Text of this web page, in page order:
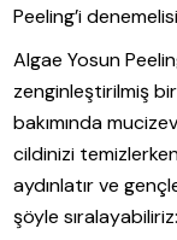
Peeling’i
Algae Yosun
zenginleştirilmiş
bakımında
cildinizi
aydınlatır ve
şöyle sıralayabiliriz: